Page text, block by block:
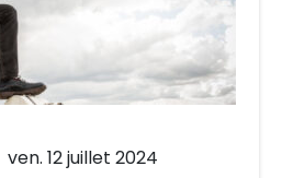
ven. 12 juillet 2024